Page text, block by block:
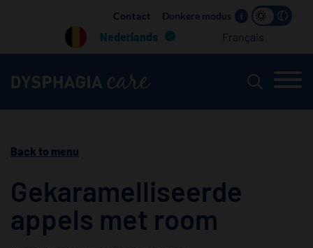
navigation
Contact Donkere modus i
Nederlands Français
Back to menu
Gekaramelliseerde
appels met room